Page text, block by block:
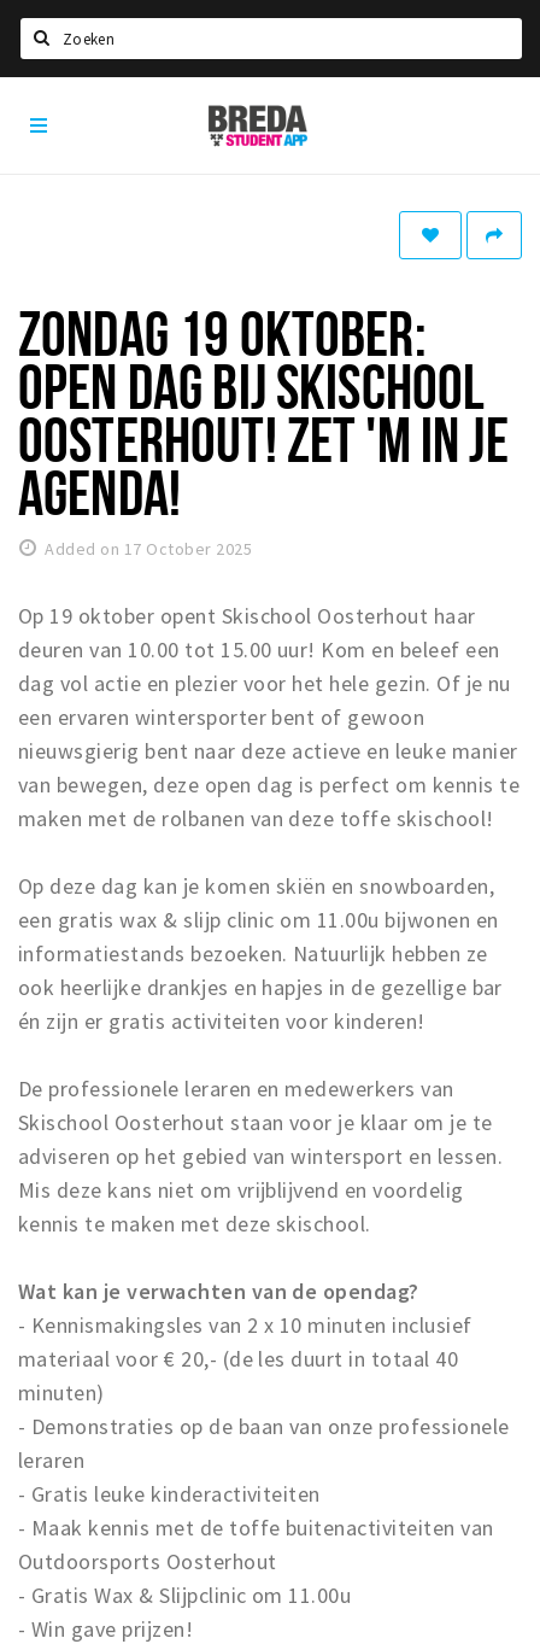
HOME
Student council
Student routes
New in town? Check FAQ!
LIVING IN BREDA
Housing
Registering municipality
General practitioner and first aid
Q&A
DISCOUNTS
Breda Student Shop
Spin the wheel!
SportS
News
Agenda
Sights
Trips & activities
Student routes
Nature
Party pics
Bars
Hotels
Recreation
Shops
Deals
Parking
Sign in
Breda
Student
ZONDAG 19 OKTOBER:
OPEN DAG BIJ SKISCHOOL
OOSTERHOUT! ZET 'M IN JE
AGENDA!
Added on 17 October 2025
Op 19 oktober opent Skischool Oosterhout haar
deuren van 10.00 tot 15.00 uur! Kom en beleef een
dag vol actie en plezier voor het hele gezin. Of je nu
een ervaren wintersporter bent of gewoon
nieuwsgierig bent naar deze actieve en leuke manier
van bewegen, deze open dag is perfect om kennis te
maken met de rolbanen van deze toffe skischool!
Op deze dag kan je komen skiën en snowboarden,
een gratis wax & slijp clinic om 11.00u bijwonen en
informatiestands bezoeken. Natuurlijk hebben ze
ook heerlijke drankjes en hapjes in de gezellige bar
én zijn er gratis activiteiten voor kinderen!
De professionele leraren en medewerkers van
Skischool Oosterhout staan voor je klaar om je te
adviseren op het gebied van wintersport en lessen.
Mis deze kans niet om vrijblijvend en voordelig
kennis te maken met deze skischool.
Wat kan je verwachten van de opendag?
- Kennismakingsles van 2 x 10 minuten inclusief
materiaal voor € 20,- (de les duurt in totaal 40
minuten)
- Demonstraties op de baan van onze professionele
leraren
- Gratis leuke kinderactiviteiten
- Maak kennis met de toffe buitenactiviteiten van
Outdoorsports Oosterhout
- Gratis Wax & Slijpclinic om 11.00u
- Win gave prijzen!